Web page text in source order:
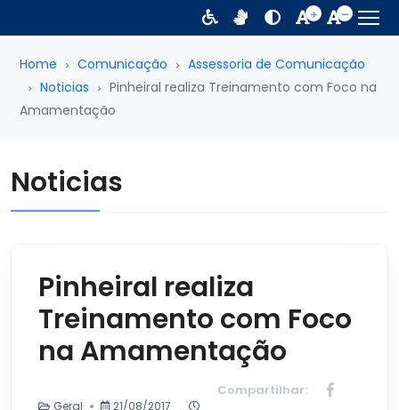
Home Comunicação
Assessoria de Comunicação
Noticias
Pinheiral realiza Treinamento com Foco na
Amamentação
Noticias
Pinheiral realiza
Treinamento com Foco
na Amamentação
Geral 21/08/2017
Compartilhar: